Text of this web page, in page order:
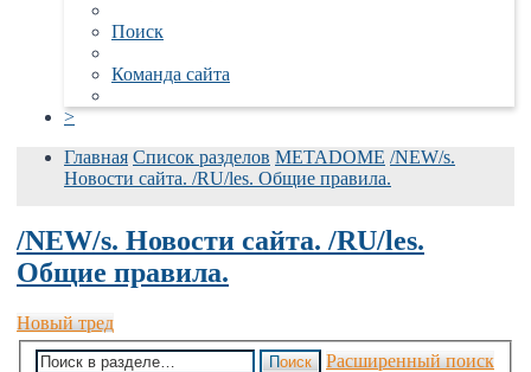
Поиск
Команда сайта
>
Главная Список разделов METADOME /NEW/s.
Новости сайта. /RU/les. Общие правила.
/NEW/s. Новости сайта. /RU/les.
Общие правила.
Новый тред
Поиск Расширенный поиск